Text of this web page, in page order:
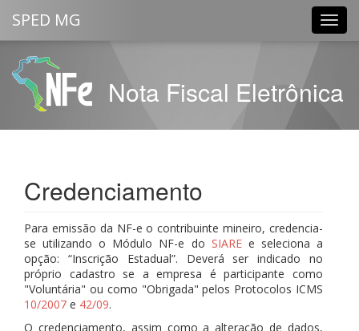
SPED MG
Nota Fiscal Eletrônica
Credenciamento
Para emissão da NF-e o contribuinte mineiro, credencia-
se utilizando o Módulo NF-e do SIAREe seleciona a
opção: “Inscrição Estadual”. Deverá ser indicado no
próprio cadastro se a empresa é participante como
"Voluntária" ou como "Obrigada" pelos Protocolos ICMS
10/2007 e 42/09.
O credenciamento, assim como a alteração de dados,